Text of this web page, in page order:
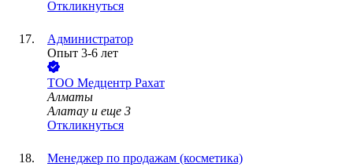
Откликнуться
Администратор
Опыт 3-6 лет
ТОО Медцентр Рахат
Алматы
Алатау и еще 3
Откликнуться
Менеджер по продажам (косметика)